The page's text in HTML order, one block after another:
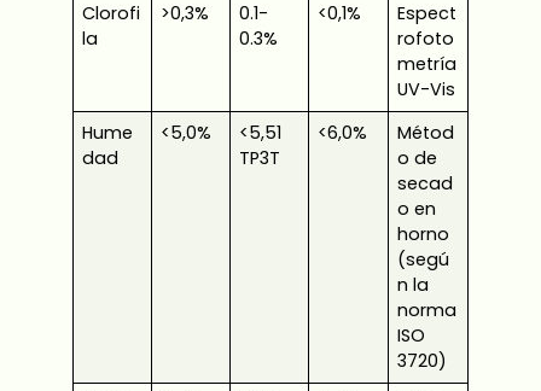
Clorofi
la
>0,3%
0.1-
0.3%
<0,1%
Espect
rofoto
metría
UV-Vis
Hume
dad
<5,0%
<5,51
TP3T
<6,0%
Métod
o de
secad
o en
horno
(segú
n la
norma
ISO
3720)